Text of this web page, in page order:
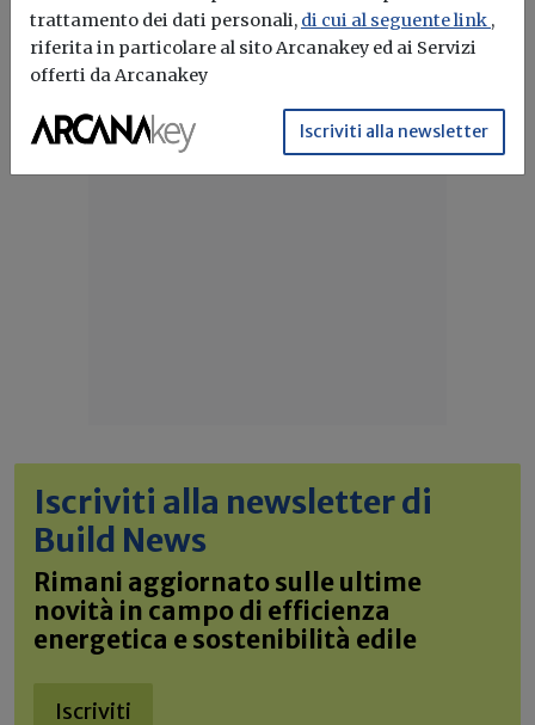
Regime forfetario Fatturazione elettronica
Iscriviti alla newsletter di
Build News
Rimani aggiornato sulle ultime
novità in campo di efficienza
energetica e sostenibilità edile
Iscriviti
trattamento dei dati personali, di cui al seguente link ,
riferita in particolare al sito Arcanakey ed ai Servizi
offerti da Arcanakey
Iscriviti alla newsletter